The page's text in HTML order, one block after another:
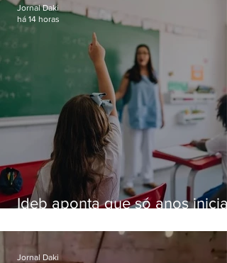
Ideb aponta que só anos
educação
Jornal Daki
há 14 horas
Jornal Daki